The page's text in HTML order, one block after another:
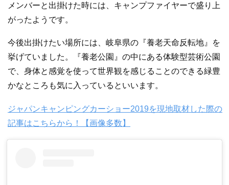
メンバーと出掛けた時には、キャンプファイヤーで盛り上
がったようです。
今後出掛けたい場所には、岐阜県の『養老天命反転地』を
挙げていました。『養老公園』の中にある体験型芸術公園
で、身体と感覚を使って世界観を感じることのできる緑豊
かなところも気に入っているといいます。
ジャパンキャンピングカーショー2019を現地取材した際の
記事はこちらから！【画像多数】